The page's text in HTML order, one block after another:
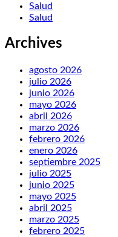
Salud
Salud
Archives
agosto 2026
julio 2026
junio 2026
mayo 2026
abril 2026
marzo 2026
febrero 2026
enero 2026
septiembre 2025
julio 2025
junio 2025
mayo 2025
abril 2025
marzo 2025
febrero 2025